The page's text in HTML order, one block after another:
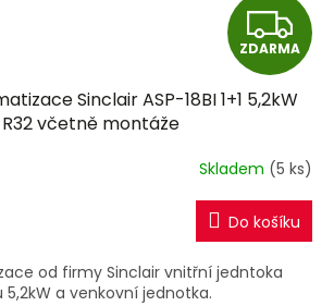
Z
D
A
R
M
A
ZDARMA
Sinclair ASP-18BI 1+1 5,2kW
R32 včetně montáže
Skladem (5 ks)
Do košíku
od firmy Sinclair vnitřní jedntoka
5,2kW a venkovní jednotka.